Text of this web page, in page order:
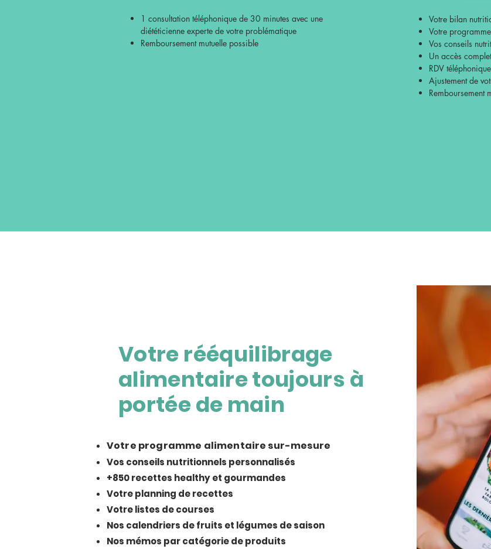
1 consultation téléphonique de 30 minutes avec une
diététicienne experte de votre problématique
Remboursement mutuelle possible
Votre bilan
Votre
Vos conseils
Un accès
RDV
Ajustement de
Remboursement
Votre rééquilibrage
alimentaire toujours à
portée de main
Votre programme alimentaire sur-mesure
Vos conseils nutritionnels personnalisés
+850 recettes healthy et gourmandes
Votre planning de recettes
Votre listes de courses
Nos calendriers de fruits et légumes de saison
Nos mémos par catégorie de produits